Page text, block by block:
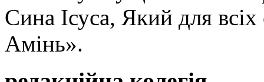
Сина Ісуса, Який для
Амінь».